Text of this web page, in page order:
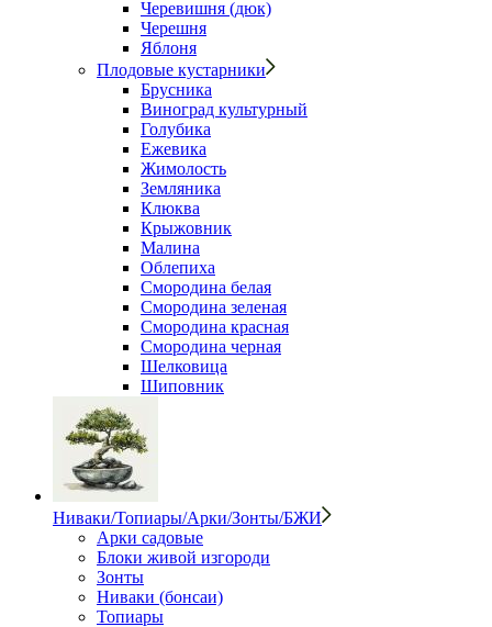
Черевишня (дюк)
Черешня
Яблоня
Плодовые кустарники
Брусника
Виноград культурный
Голубика
Ежевика
Жимолость
Земляника
Клюква
Крыжовник
Малина
Облепиха
Смородина белая
Смородина зеленая
Смородина красная
Смородина черная
Шелковица
Шиповник
Ниваки/Топиары/Арки/Зонты/БЖИ
Арки садовые
Блоки живой изгороди
Зонты
Ниваки (бонсаи)
Топиары